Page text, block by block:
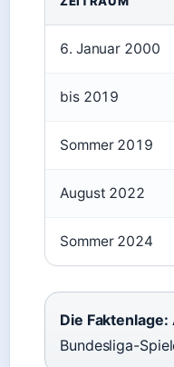
6. Januar 2000
bis 2019
Sommer 2019
August 2022
Sommer 2024
Die Faktenlage:
Bundesliga-